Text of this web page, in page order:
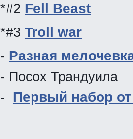
*#2 Fell Beast
*#3 Troll war
- Разная
- Посох Трандуила
- Первый набор